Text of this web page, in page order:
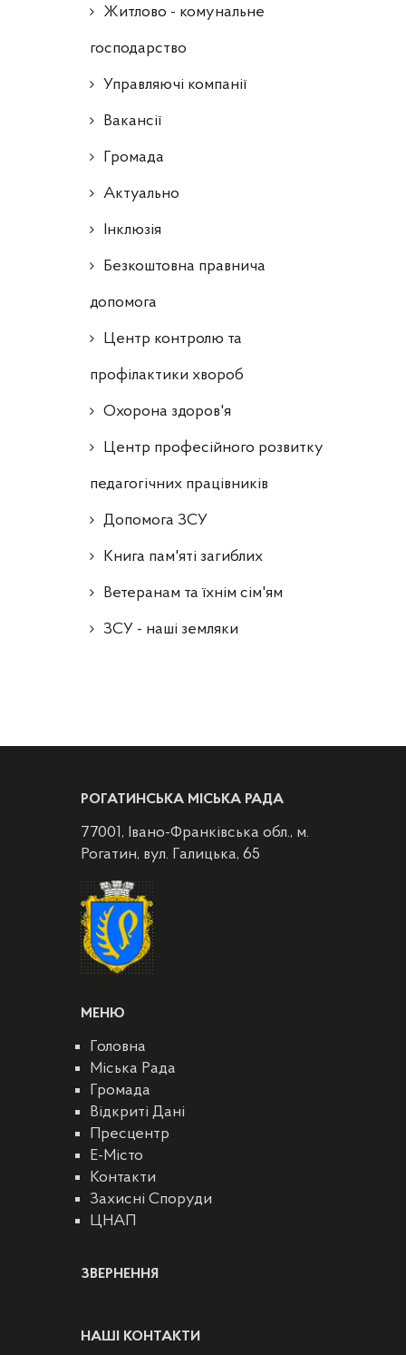
Житлово - комунальне
господарство
Управляючі компанії
Ваканcії
Громада
Актуально
Інклюзія
Безкоштовна правнича
допомога
Центр контролю та
профілактики хвороб
Охорона здоров'я
Центр професійного розвитку
педагогічних працівників
Допомога ЗСУ
Книга пам'яті загиблих
Ветеранам та їхнім сім'ям
ЗСУ - наші земляки
РОГАТИНСЬКА МІСЬКА РАДА
77001, Івано-Франківська обл., м.
Рогатин, вул. Галицька, 65
МЕНЮ
Головна
Міська Рада
Громада
Відкриті Дані
Пресцентр
E-Місто
Контакти
Захисні Споруди
ЦНАП
ЗВЕРНЕННЯ
НАШІ КОНТАКТИ